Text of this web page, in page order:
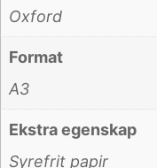
Oxford
Format
A3
Ekstra egenskap
Syrefrit papir